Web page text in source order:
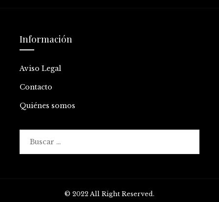
Información
Aviso Legal
Contacto
Quiénes somos
© 2022 All Right Reserved.